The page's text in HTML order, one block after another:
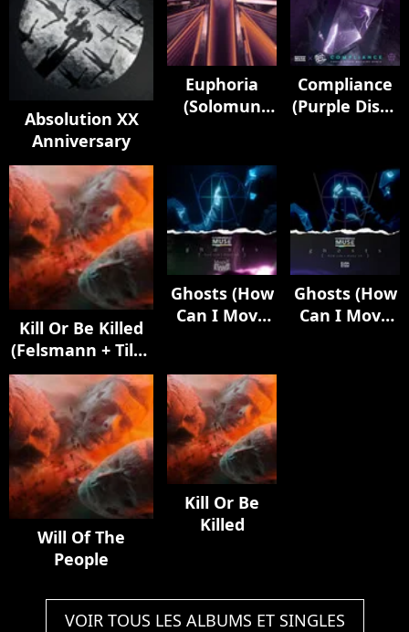
Absolution XX
Anniversary
Euphoria
(Solomun
Compliance
(Purple Disco
Kill Or Be Killed
(Felsmann + Tiley
Reinterpretation)
Ghosts (How
Can I Move
Farmer]
Ghosts (How
Can I Move
Will Of The
People
Kill Or Be
Killed
VOIR TOUS LES ALBUMS ET SINGLES